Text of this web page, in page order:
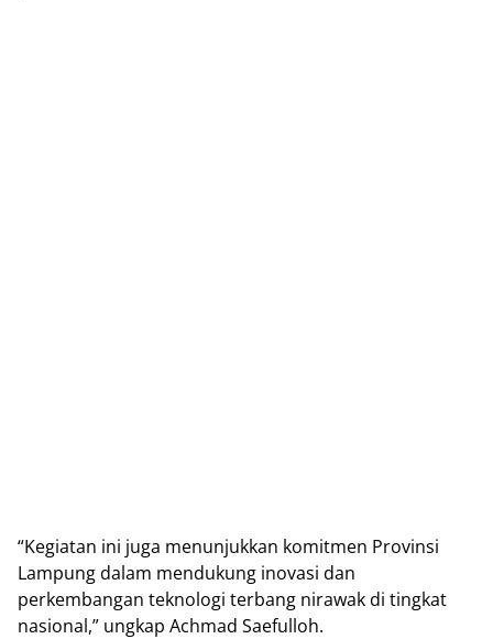
“Kegiatan ini juga menunjukkan komitmen Provinsi
Lampung dalam mendukung inovasi dan
perkembangan teknologi terbang nirawak di tingkat
nasional,” ungkap Achmad Saefulloh.